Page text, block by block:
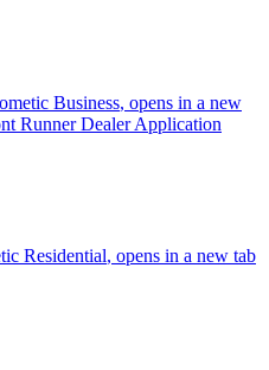
Business, opens in a new
Runner Dealer Application
Residential, opens in a new tab